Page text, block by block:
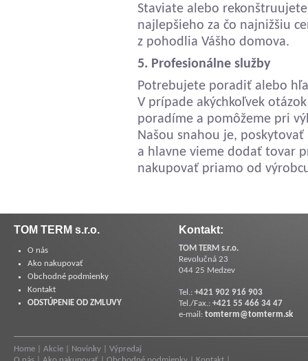
Staviate alebo
najlepšieho za čo najnižšiu
z pohodlia Vášho domova.
5. Profesionálne služby
Potrebujete poradiť alebo
V prípade akýchkoľvek
poradíme a pomôžeme pri
Našou snahou je,
a hlavne vieme dodať tovar
nakupovať priamo od
TOM TERM s.r.o.
O nás
Ako nakupovať
Obchodné podmienky
Kontakt
ODSTÚPENIE OD ZMLUVY
Kontakt:
TOM TERM s.r.o.
Revolučná 23
044 25 Medzev
Tel.: +421 902 916 903
Tel./Fax.: +421 55 466 34 47
e-mail: tomterm@tomterm.sk
Home Akcie Novinky
Výpredaj